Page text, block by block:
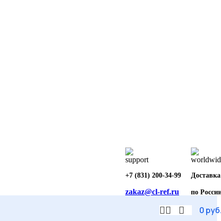
+7 (831) 200-34-99
zakaz@cl-ref.ru
Доставка
по
0